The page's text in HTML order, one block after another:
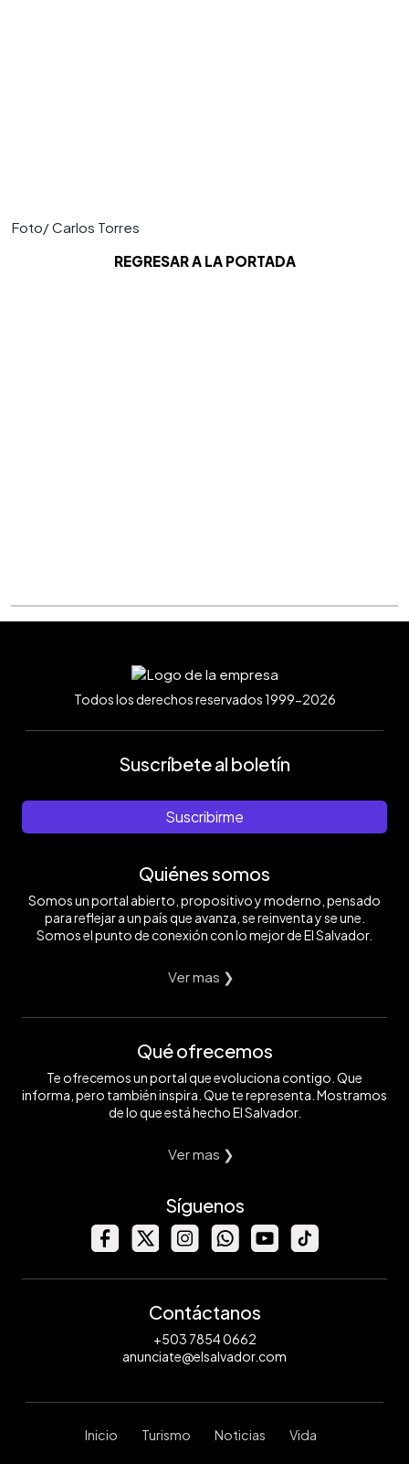
Foto/ Carlos Torres
REGRESAR A LA PORTADA
Todos los derechos reservados 1999-2026
Suscríbete al boletín
Suscribirme
Quiénes somos
Somos un portal abierto, propositivo y moderno, pensado
para reflejar a un país que avanza, se reinventa y se une.
Somos el punto de conexión con lo mejor de El Salvador.
Ver mas ❯
Qué ofrecemos
Te ofrecemos un portal que evoluciona contigo. Que
informa, pero también inspira. Que te representa. Mostramos
de lo que está hecho El Salvador.
Ver mas ❯
Síguenos
Contáctanos
+503 7854 0662
anunciate@elsalvador.com
Inicio Turismo Noticias Vida